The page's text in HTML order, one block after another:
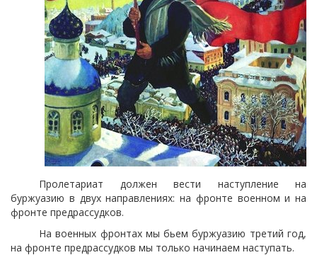
Пролетариат должен вести наступление на
буржуазию в двух направлениях: на фронте военном и на
фронте предрассудков.
На военных фронтах мы бьем буржуазию третий год,
на фронте предрассудков мы только начинаем наступать.